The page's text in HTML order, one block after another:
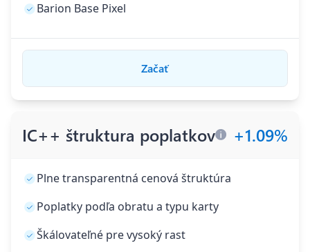
Barion Base Pixel
Začať
IC++ štruktura poplatkov +1.09%
Plne transparentná cenová štruktúra
Poplatky podľa obratu a typu karty
Škálovateľné pre vysoký rast